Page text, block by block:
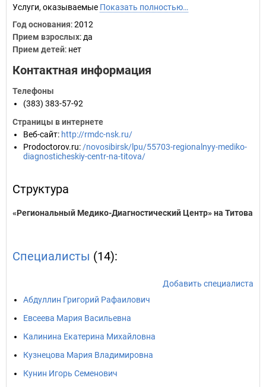
Услуги, оказываемые Показать полностью…
Год основания:2012
Прием взрослых: да
Прием детей: нет
Контактная информация
Телефоны
(383) 383-57-92
Страницы в интернете
Веб-сайт: http://rmdc-nsk.ru/
Prodoctorov.ru: /novosibirsk/lpu/55703-regionalnyy-mediko-
diagnosticheskiy-centr-na-titova/
Структура
«Региональный Медико-Диагностический Центр» на Титова
Специалисты (14):
Добавить специалиста
Абдуллин Григорий Рафаилович
Евсеева Мария Васильевна
Калинина Екатерина Михайловна
Кузнецова Мария Владимировна
Кунин Игорь Семенович